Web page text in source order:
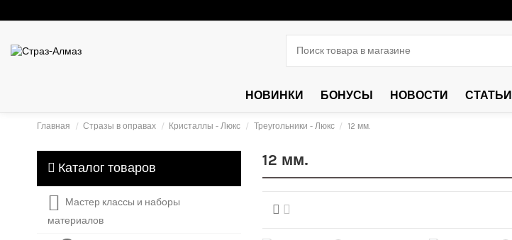
НОВИНКИ БОНУСЫ НОВОСТИ СТАТЬИ
Главная Стразы в оправах Кристаллы - Люкс Треугольники - Люкс 12 мм.
12 мм.
Каталог товаров
Мастер классы и наборы
материалов